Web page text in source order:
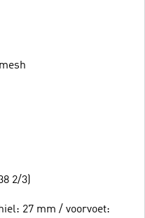
2/3)
27 mm / voorvoet: